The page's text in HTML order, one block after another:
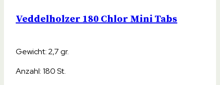
Veddelholzer 180 Chlor Mini Tabs
Gewicht: 2,7 gr.
Anzahl: 180 St.